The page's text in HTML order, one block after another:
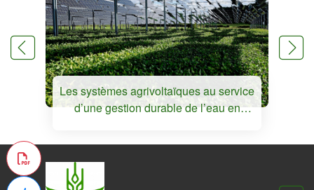
Les systèmes agrivoltaïques au service
d’une gestion durable de l’eau en